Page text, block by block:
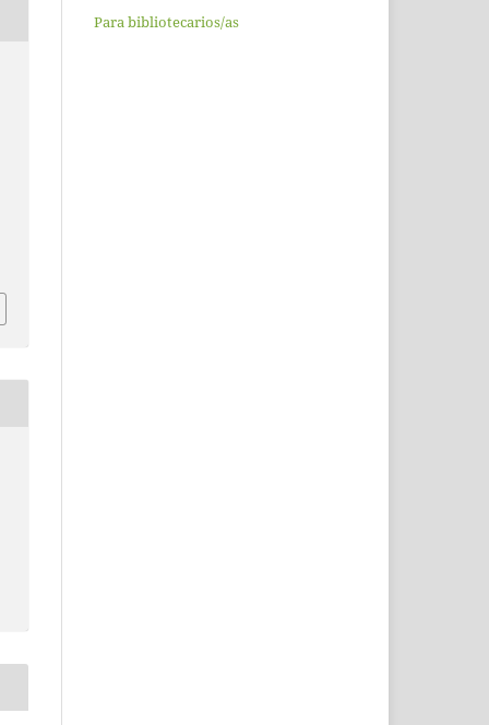
Para bibliotecarios/as